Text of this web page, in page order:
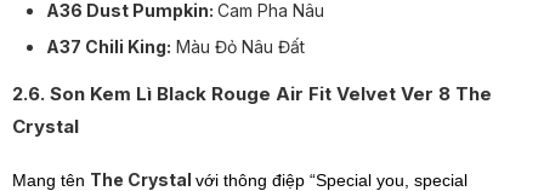
A36 Dust Pumpkin: Cam Pha Nâu
A37 Chili King: Màu Đỏ Nâu Đất
2.6. Son Kem Lì Black Rouge Air Fit Velvet Ver 8 The
Crystal
Mang tên The Crystal với thông điệp “Special you, special